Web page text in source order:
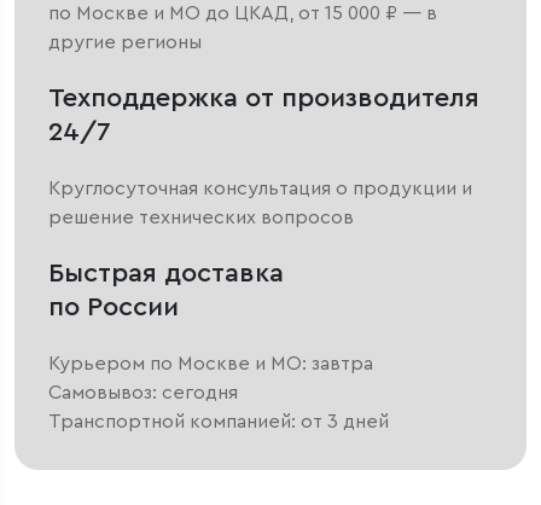
по Москве и МО до ЦКАД, от 15 000 ₽ — в
другие регионы
Техподдержка от производителя
24/7
Круглосуточная консультация о продукции и
решение технических вопросов
Быстрая доставка
по России
Курьером по Москве и МО: завтра
Самовывоз: сегодня
Транспортной компанией: от 3 дней